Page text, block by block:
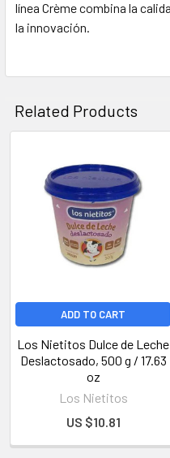
línea Crème combina la
la innovación.
Related Products
ADD TO CART
Los Nietitos Dulce de Leche
Deslactosado, 500 g / 17.63
oz
Los Nietitos
US $10.81